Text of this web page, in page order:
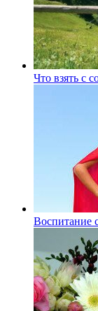
Что взять с
Воспитание